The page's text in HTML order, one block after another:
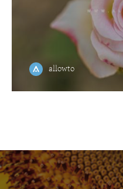
allowto